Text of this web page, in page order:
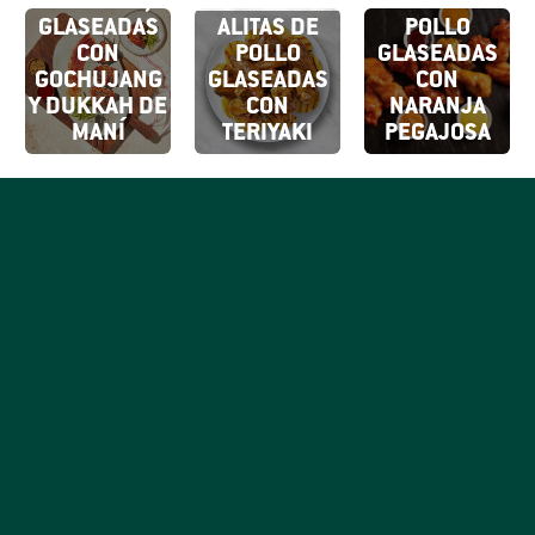
GLASEADAS
CON
GOCHUJANG
Y DUKKAH DE
MANÍ
ALITAS DE
POLLO
GLASEADAS
CON
TERIYAKI
POLLO
GLASEADAS
CON
NARANJA
PEGAJOSA